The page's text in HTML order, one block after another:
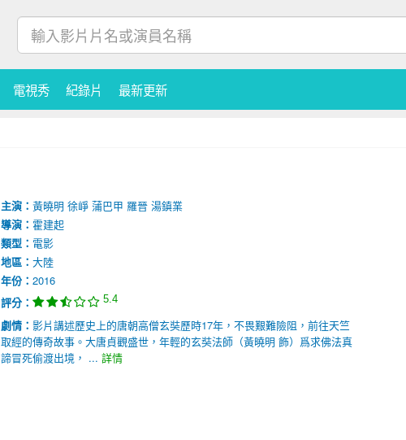
電視秀 紀錄片 最新更新
主演： 黃曉明 徐崢 蒲巴甲 羅晉 湯鎮業
導演： 霍建起
類型： 電影
地區： 大陸
年份： 2016
評分：
5.4
劇情： 影片講述歷史上的唐朝高僧玄奘歷時17年，不畏艱難險阻，前往天竺
取經的傳奇故事。大唐貞觀盛世，年輕的玄奘法師（黃曉明 飾）爲求佛法真
諦冒死偷渡出境， ... 詳情